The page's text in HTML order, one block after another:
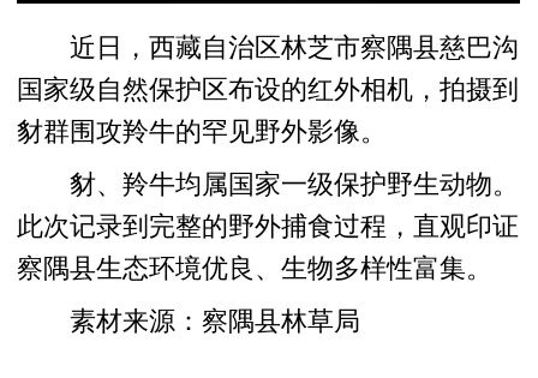
近日，西藏自治区林芝市察隅县慈巴沟
国家级自然保护区布设的红外相机，拍摄到
豺群围攻羚牛的罕见野外影像。
豺、羚牛均属国家一级保护野生动物。
此次记录到完整的野外捕食过程，直观印证
察隅县生态环境优良、生物多样性富集。
素材来源：察隅县林草局